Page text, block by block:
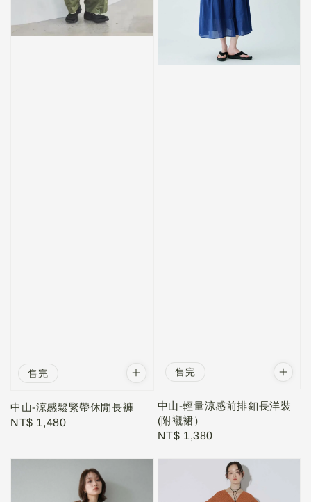
售完
中山-涼感鬆緊帶休閒長褲
Regular
NT$ 1,480
售完
中山-輕量涼感前排釦長洋裝
(附襯裙）
Regular
NT$ 1,380